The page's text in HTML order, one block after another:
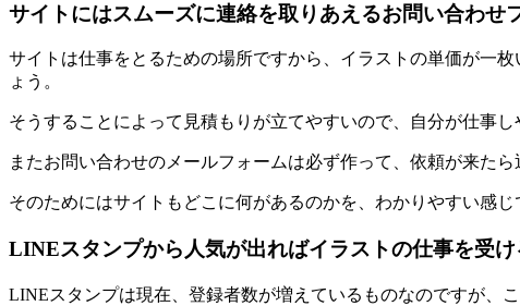
サイトにはスムーズに連絡を取りあえるお問い合わせ
サイトは仕事をとるための場所ですから、イラストの単価が一
ょう。
そうすることによって見積もりが立てやすいので、自分が仕事
またお問い合わせのメールフォームは必ず作って、依頼が来た
そのためにはサイトもどこに何があるのかを、わかりやすい感じ
LINEスタンプから人気が出ればイラストの仕事を受け
LINEスタンプは現在、登録者数が増えているものなのですが、